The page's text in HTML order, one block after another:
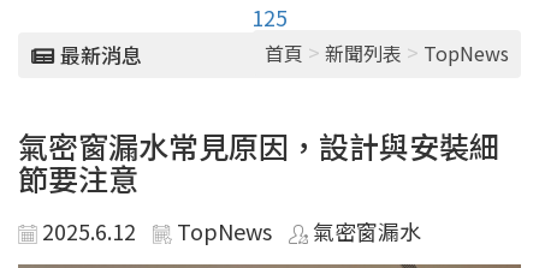
125
最新消息 首頁 > 新聞列表 > TopNews
氣密窗漏水常見原因，設計與安裝細
節要注意
2025.6.12 TopNews 氣密窗漏水